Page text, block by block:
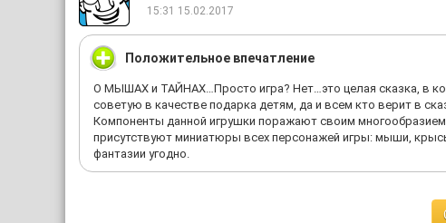
15:31 15.02.2017
Положительное впечатление
О МЫШАХ и ТАЙНАХ…Просто игра? Нет…это целая сказка, в
советую в качестве подарка детям, да и всем кто верит в
Компоненты данной игрушки поражают своим
присутствуют миниатюры всех персонажей игры: мыши,
фантазии угодно.